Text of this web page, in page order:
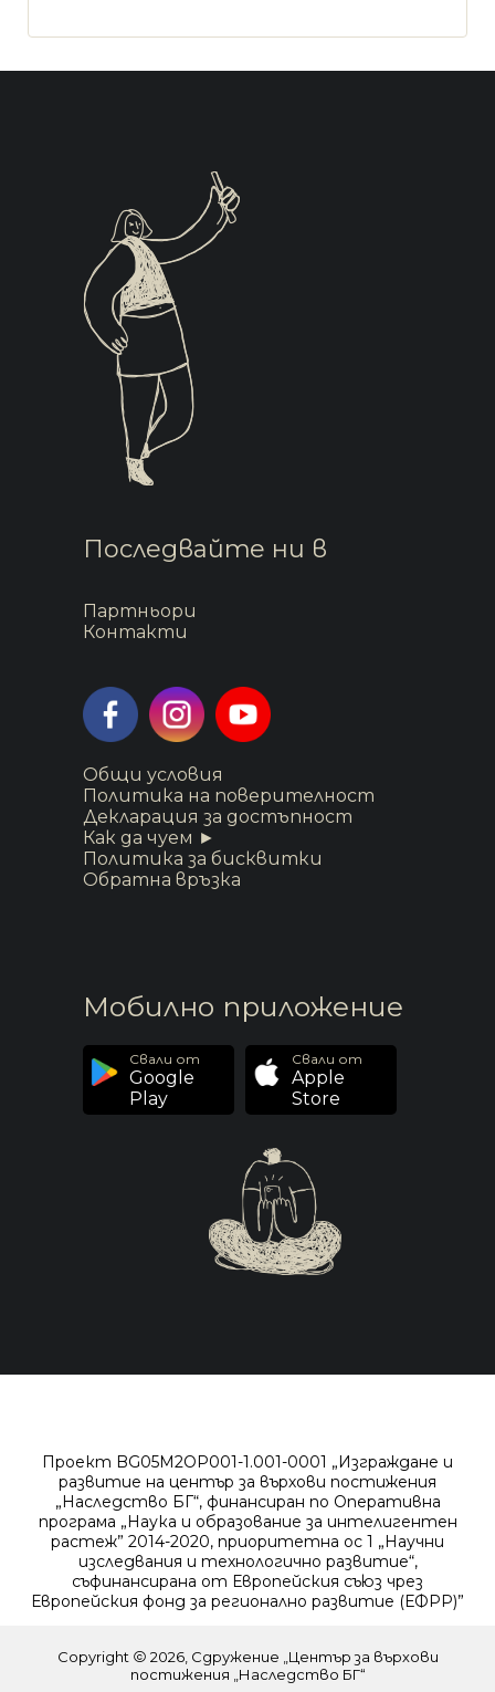
Последвайте ни в
Партньори
Контакти
Общи условия
Политика на поверителност
Декларация за достъпност
Как да чуем ►
Политика за бисквитки
Обратна връзка
Мобилно приложение
Свали от
Google
Play
Свали от
Apple
Store
Проект BG05M2OP001-1.001-0001 „Изграждане и
развитие на център за върхови постижения
„Наследство БГ“, финансиран по Оперативна
програма „Наука и образование за интелигентен
растеж” 2014-2020, приоритетна ос 1 „Научни
изследвания и технологично развитие“,
съфинансирана от Европейския съюз чрез
Европейския фонд за регионално развитие (ЕФРР)”
Copyright
2026, Сдружение „Център за върхови
постижения „Наследство БГ“